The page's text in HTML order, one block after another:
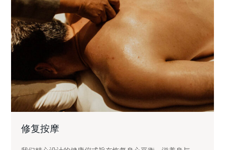
修复按摩